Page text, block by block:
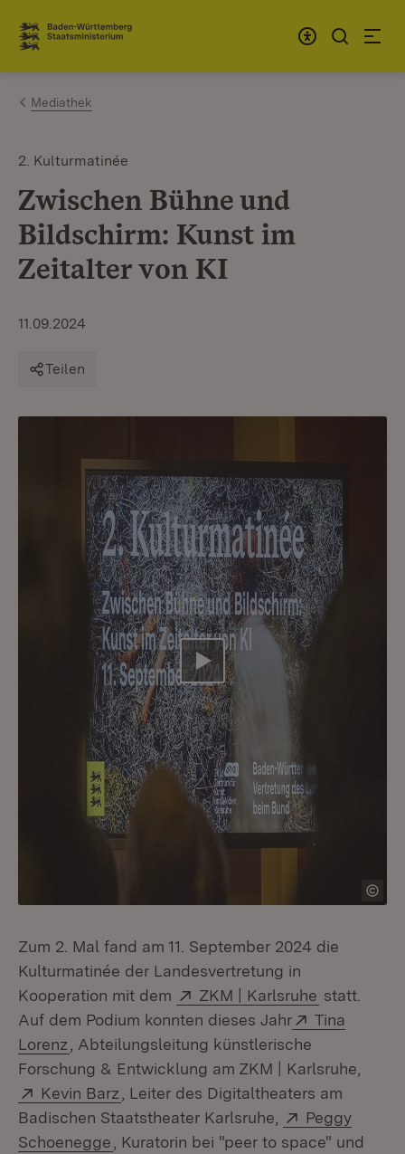
Zum Inhalt springen
Link zur Startseite
Mediathek
2. Kulturmatinée
Zwischen Bühne und
Bildschirm: Kunst im
Zeitalter von KI
11.09.2024
Teilen
Video abspielen
Zum 2. Mal fand am 11. September 2024 die
Kulturmatinée der Landesvertretung in
Kooperation mit dem
Extern:
ZKM | Karlsruhe (Öffnet in
statt.
Auf dem Podium konnten dieses Jahr
Extern:
Tina
Lorenz (Öffnet in neuem Fenster)
, Abteilungsleitung künstlerische
Forschung & Entwicklung am ZKM | Karlsruhe,
Extern:
Kevin Barz (Öffnet in neuem Fenster)
, Leiter des Digitaltheaters am
Badischen Staatstheater Karlsruhe,
Extern:
Peggy
Schoenegge (Öffnet in neuem Fenster)
, Kuratorin bei "peer to space" und